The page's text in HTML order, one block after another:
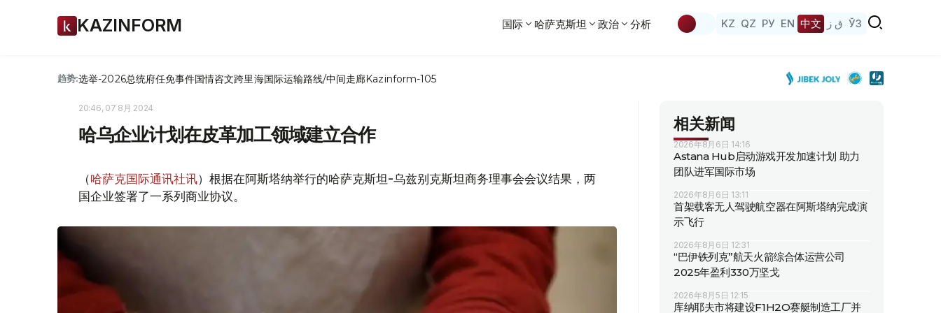
KAZINFORM 国际 哈萨克斯坦 政治 分析 KZ QZ РУ EN 中文 ق ز ЎЗ
趋势:选举-2026总统府任免事件国情咨文跨里海国际运输路线/中间走廊Kazinform-105
20:46, 07 8月 2024
哈乌企业计划在皮革加工领域建立合作
（哈萨克国际通讯社讯）根据在阿斯塔纳举行的哈萨克斯坦-乌兹别克斯坦商务理事会会议结果，两
国企业签署了一系列商业协议。
相关新闻
2026年8月6日 14:16
Astana Hub启动游戏开发加速计划 助力
团队进军国际市场
2026年8月6日 13:11
首架载客无人驾驶航空器在阿斯塔纳完成演
示飞行
2026年8月6日 12:31
“巴伊铁列克”航天火箭综合体运营公司
2025年盈利330万坚戈
2026年8月5日 12:15
库纳耶夫市将建设F1H2O赛艇制造工厂并